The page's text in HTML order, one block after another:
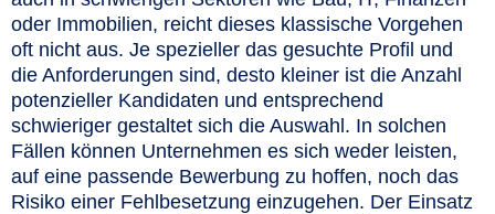
oder Immobilien, reicht dieses klassische Vorgehen
oft nicht aus. Je spezieller das gesuchte Profil und
die Anforderungen sind, desto kleiner ist die Anzahl
potenzieller Kandidaten und entsprechend
schwieriger gestaltet sich die Auswahl. In solchen
Fällen können Unternehmen es sich weder leisten,
auf eine passende Bewerbung zu hoffen, noch das
Risiko einer Fehlbesetzung einzugehen. Der Einsatz